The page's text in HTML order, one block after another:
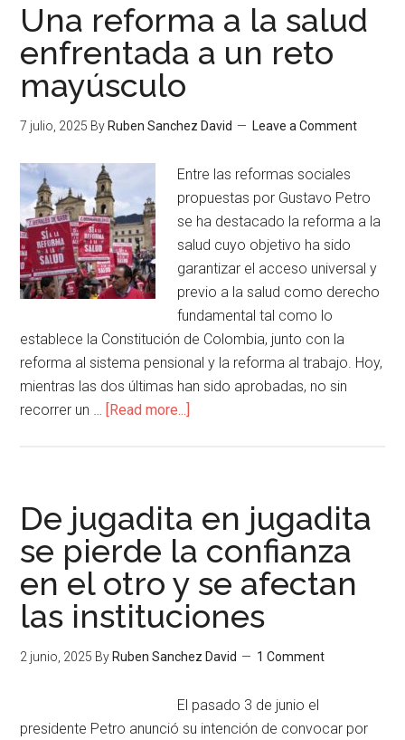
Una reforma a la salud
enfrentada a un reto
mayúsculo
7 julio, 2025 By Ruben Sanchez David Leave a Comment
Entre las reformas sociales
propuestas por Gustavo Petro
se ha destacado la reforma a la
salud cuyo objetivo ha sido
garantizar el acceso universal y
previo a la salud como derecho
fundamental tal como lo
establece la Constitución de Colombia, junto con la
reforma al sistema pensional y la reforma al trabajo. Hoy,
mientras las dos últimas han sido aprobadas, no sin
recorrer un … [Read more...]
De jugadita en jugadita
se pierde la confianza
en el otro y se afectan
las instituciones
2 junio, 2025 By Ruben Sanchez David 1 Comment
El pasado 3 de junio el
presidente Petro anunció su intención de convocar por